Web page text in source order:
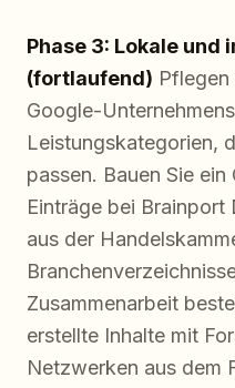
Phase 3: Lokale
(fortlaufend) Pflegen
Google-
Leistungskategorien,
passen. Bauen Sie
Einträge bei Brainport
aus der
Zusammenarbeit
erstellte Inhalte mit
Netzwerken aus dem